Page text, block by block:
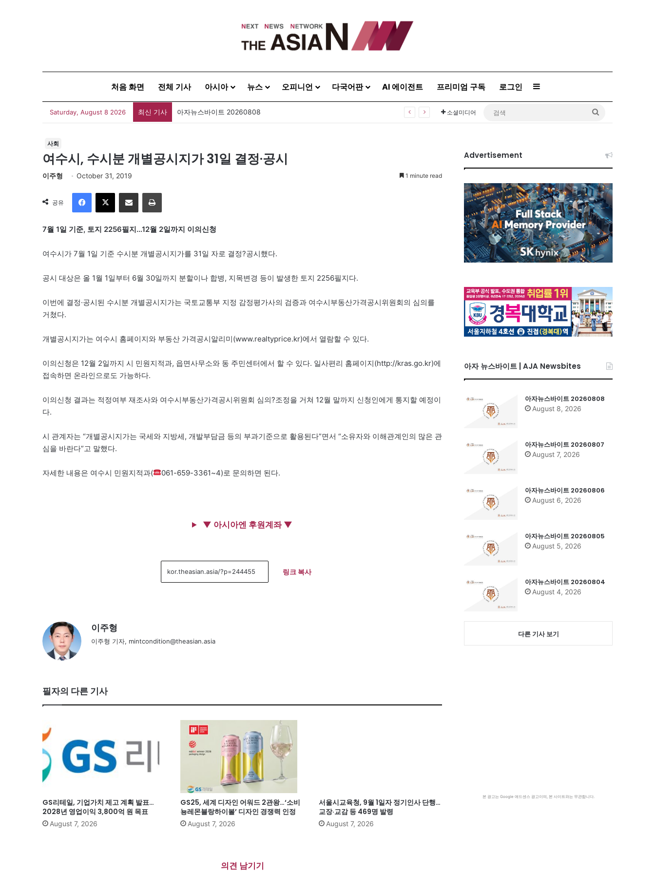
처음 화면 전체 기사 아시아 뉴스 오피니언 다국어판 AI 에이전트 프리미엄 구독 로그인 Sidebar
Saturday, August 8 2026 최신 기사 아자뉴스바이트 20260808 소셜미디어
사회
여수시, 수시분 개별공시지가 31일 결정·공시
이주형 October 31, 2019 1 minute read
공유
이메일
7월 1일 기준, 토지 2256필지…12월 2일까지 이의신청
여수시가 7월 1일 기준 수시분 개별공시지가를 31일 자로 결정?공시했다.
공시 대상은 올 1월 1일부터 6월 30일까지 분할이나 합병, 지목변경 등이 발생한 토지 2256필지다.
이번에 결정·공시된 수시분 개별공시지가는 국토교통부 지정 감정평가사의 검증과 여수시부동산가격공시위원회의 심의를
거쳤다.
개별공시지가는 여수시 홈페이지와 부동산 가격공시알리미(www.realtyprice.kr)에서 열람할 수 있다.
이의신청은 12월 2일까지 시 민원지적과, 읍면사무소와 동 주민센터에서 할 수 있다. 일사편리 홈페이지(http://kras.go.kr)에
접속하면 온라인으로도 가능하다.
이의신청 결과는 적정여부 재조사와 여수시부동산가격공시위원회 심의?조정을 거쳐 12월 말까지 신청인에게 통지할 예정이
다.
시 관계자는 “개별공시지가는 국세와 지방세, 개발부담금 등의 부과기준으로 활용된다”면서 “소유자와 이해관계인의 많은 관
심을 바란다”고 말했다.
자세한 내용은 여수시 민원지적과( 061-659-3361~4)로 문의하면 된다.
▼ 아시아엔 후원계좌 ▼
링크 복사
이주형
이주형 기자, mintcondition@theasian.asia
필자의 다른 기사
GS리테일, 기업가치 제고 계획 발표…
2028년 영업이익 3,800억 원 목표
August 7, 2026
GS25, 세계 디자인 어워드 2관왕…‘소비
뇽레몬블랑하이볼’ 디자인 경쟁력 인정
August 7, 2026
서울시교육청, 9월 1일자 정기인사 단행…
교장·교감 등 469명 발령
August 7, 2026
의견 남기기
Advertisement
아자 뉴스바이트 | AJA Newsbites
아자뉴스바이트 20260808
August 8, 2026
아자뉴스바이트 20260807
August 7, 2026
아자뉴스바이트 20260806
August 6, 2026
아자뉴스바이트 20260805
August 5, 2026
아자뉴스바이트 20260804
August 4, 2026
다른 기사 보기
본 광고는 Google 애드센스 광고이며, 본 사이트와는 무관합니다.